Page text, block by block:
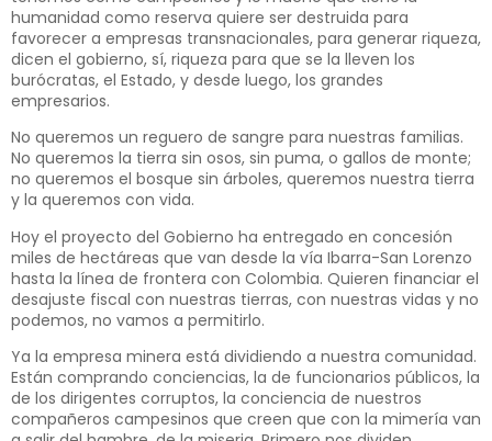
humanidad como reserva quiere ser destruida para
favorecer a empresas transnacionales, para generar riqueza,
dicen el gobierno, sí, riqueza para que se la lleven los
burócratas, el Estado, y desde luego, los grandes
empresarios.
No queremos un reguero de sangre para nuestras familias.
No queremos la tierra sin osos, sin puma, o gallos de monte;
no queremos el bosque sin árboles, queremos nuestra tierra
y la queremos con vida.
Hoy el proyecto del Gobierno ha entregado en concesión
miles de hectáreas que van desde la vía Ibarra-San Lorenzo
hasta la línea de frontera con Colombia. Quieren financiar el
desajuste fiscal con nuestras tierras, con nuestras vidas y no
podemos, no vamos a permitirlo.
Ya la empresa minera está dividiendo a nuestra comunidad.
Están comprando conciencias, la de funcionarios públicos, la
de los dirigentes corruptos, la conciencia de nuestros
compañeros campesinos que creen que con la mimería van